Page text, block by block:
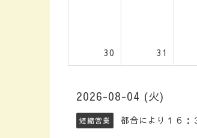
30 31
2026-08-04 (火)
短縮営業 都合により１６：